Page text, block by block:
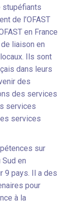
stupéfiants
de l’OFAST
en France
liaison en
Ils sont
dans leurs
des
des services
services
services
sur
en
9 pays. Il a des
pour
à la